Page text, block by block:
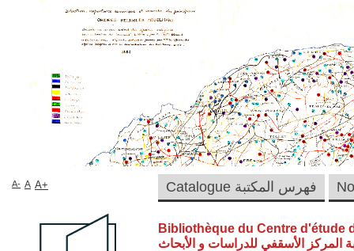
Bibliothèque du Centre d'étude
المركز الأسقفي للدراسات و الأبحاث
Catalogue فهرس المكتبة A- A A+